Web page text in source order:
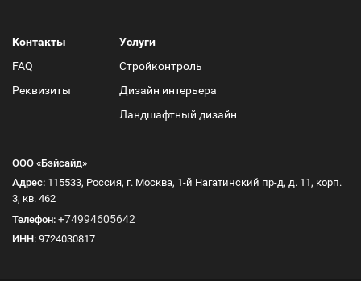
Услуги
Стройконтроль
Дизайн интерьера
Ландшафтный дизайн
Контакты
FAQ
Реквизиты
ООО «Бэйсайд»
Адрес: 115533, Россия, г. Москва, 1-й Нагатинский пр-д, д. 11, корп.
3, кв. 462
Телефон: +74994605642
ИНН: 9724030817